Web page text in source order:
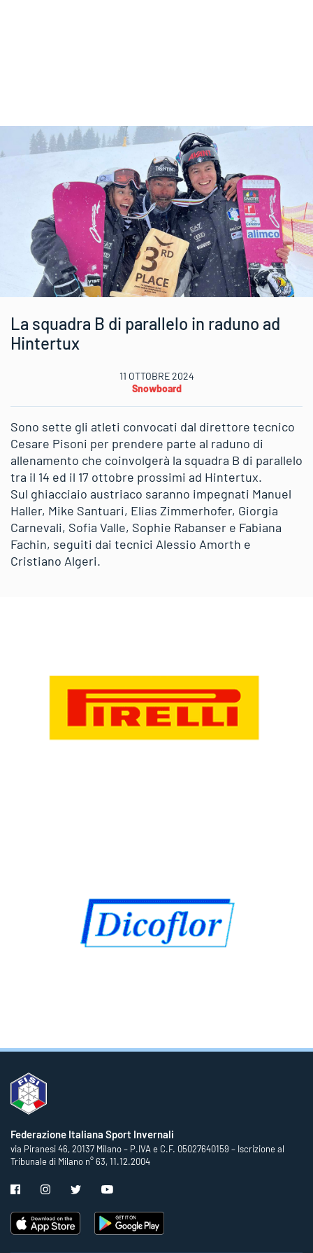
La squadra B di parallelo in raduno ad
Hintertux
11 OTTOBRE 2024
Snowboard
Sono sette gli atleti convocati dal direttore tecnico
Cesare Pisoni per prendere parte al raduno di
allenamento che coinvolgerà la squadra B di parallelo
tra il 14 ed il 17 ottobre prossimi ad Hintertux.
Sul ghiacciaio austriaco saranno impegnati Manuel
Haller, Mike Santuari, Elias Zimmerhofer, Giorgia
Carnevali, Sofia Valle, Sophie Rabanser e Fabiana
Fachin, seguiti dai tecnici Alessio Amorth e
Cristiano Algeri.
Federazione Italiana Sport Invernali
via Piranesi 46, 20137 Milano – P.IVA e C.F. 05027640159 – Iscrizione al
Tribunale di Milano n° 63, 11.12.2004